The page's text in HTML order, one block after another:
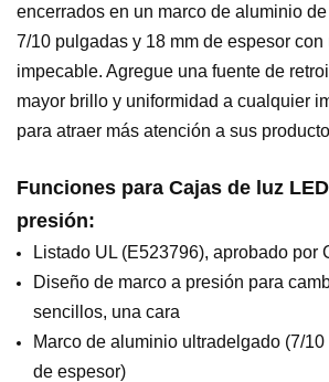
encerrados en un marco de aluminio
7/10 pulgadas y 18 mm de espesor con
impecable. Agregue una fuente de
mayor brillo y uniformidad a cualquier
para atraer más atención a sus
Funciones para Cajas de luz
presión:
Listado UL (E523796), aprobado por
Diseño de marco a presión para
sencillos, una cara
Marco de aluminio ultradelgado (7/
de espesor)